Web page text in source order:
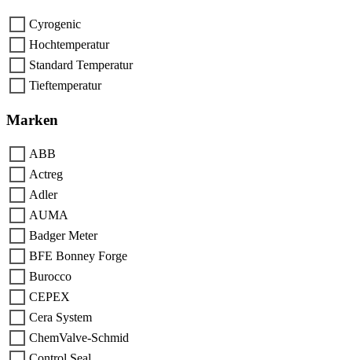
Cyrogenic
Hochtemperatur
Standard Temperatur
Tieftemperatur
Marken
ABB
Actreg
Adler
AUMA
Badger Meter
BFE Bonney Forge
Burocco
CEPEX
Cera System
ChemValve-Schmid